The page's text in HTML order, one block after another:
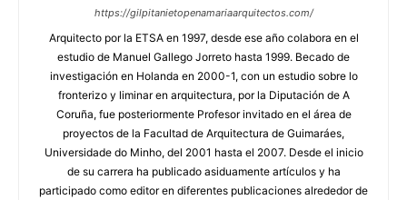
https://gilpitanietopenamariaarquitectos.com/
Arquitecto por la ETSA en 1997, desde ese año colabora en el
estudio de Manuel Gallego Jorreto hasta 1999. Becado de
investigación en Holanda en 2000-1, con un estudio sobre lo
fronterizo y liminar en arquitectura, por la Diputación de A
Coruña, fue posteriormente Profesor invitado en el área de
proyectos de la Facultad de Arquitectura de Guimaráes,
Universidade do Minho, del 2001 hasta el 2007. Desde el inicio
de su carrera ha publicado asiduamente artículos y ha
participado como editor en diferentes publicaciones alrededor de